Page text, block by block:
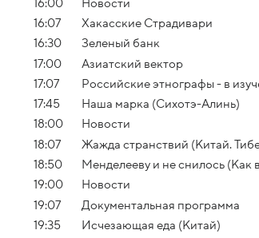
16:00
Новости
16:07
Хакасские Страдивари
16:30
Зеленый банк
17:00
Азиатский вектор
17:07
Российские этнографы - в
17:45
Наша марка (Сихотэ-Алинь)
18:00
Новости
18:07
Жажда странствий (Китай.
18:50
Менделееву и не снилось (Как
19:00
Новости
19:07
Документальная программа
19:35
Исчезающая еда (Китай)